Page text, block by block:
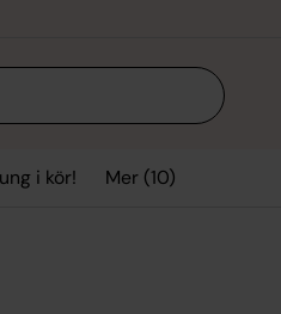
i kör! Mer (10)